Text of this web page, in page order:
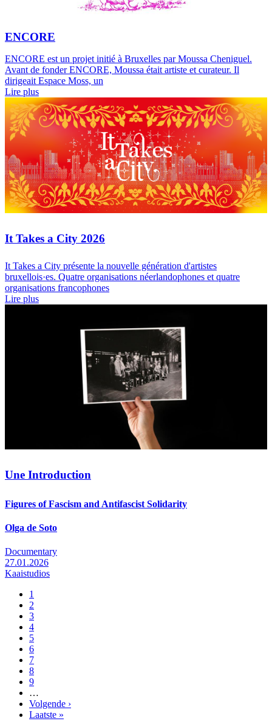
ENCORE
ENCORE est un projet initié à Bruxelles par Moussa Cheniguel.
Avant de fonder ENCORE, Moussa était artiste et curateur. Il
dirigeait Espace Moss, un
Lire plus
It Takes a City 2026
It Takes a City présente la nouvelle génération d'artistes
bruxellois·es. Quatre organisations néerlandophones et quatre
organisations francophones
Lire plus
Une Introduction
Figures of Fascism and Antifascist Solidarity
Olga de Soto
Documentary
27.01.2026
Kaaistudios
Pagination
Pagina
1
Pagina
2
Pagina
3
Pagina
4
Pagina
5
Pagina
6
Pagina
7
Pagina
8
Pagina
9
…
Page
suivante
Volgende ›
Dernière
Laatste »